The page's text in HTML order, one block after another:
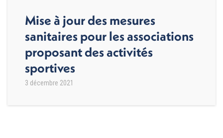
Mise à jour des mesures
sanitaires pour les associations
proposant des activités
sportives
3 décembre 2021